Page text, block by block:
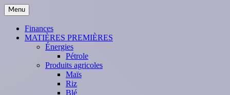
Skip
to
content
Menu
Finances
MATIÈRES PREMIÈRES
Énergies
Pétrole
Produits agricoles
Maïs
Riz
Blé